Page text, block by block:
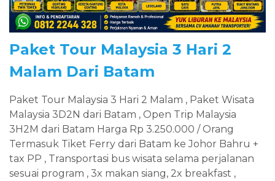
Paket Tour Malaysia 3 Hari 2
Malam Dari Batam
Paket Tour Malaysia 3 Hari 2 Malam , Paket Wisata
Malaysia 3D2N dari Batam , Open Trip Malaysia
3H2M dari Batam Harga Rp 3.250.000 / Orang
Termasuk Tiket Ferry dari Batam ke Johor Bahru +
tax PP , Transportasi bus wisata selama perjalanan
sesuai program , 3x makan siang, 2x breakfast ,